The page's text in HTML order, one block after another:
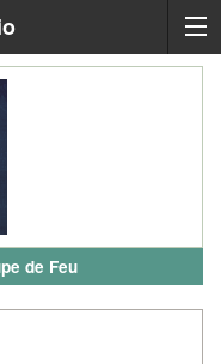
de Feu